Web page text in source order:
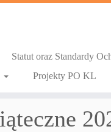
Statut oraz Standardy
Projekty PO KL